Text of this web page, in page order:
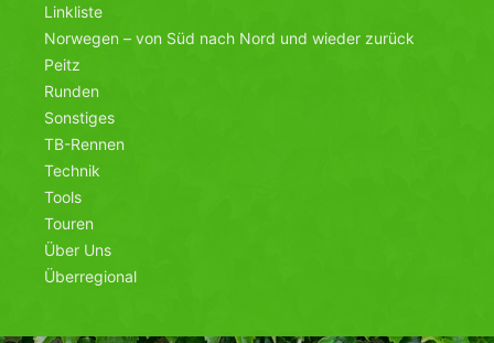
Linkliste
Norwegen – von Süd nach Nord und wieder zurück
Peitz
Runden
Sonstiges
TB-Rennen
Technik
Tools
Touren
Über Uns
Überregional